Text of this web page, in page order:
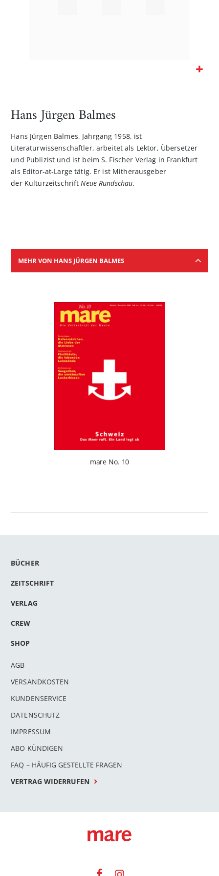
Bildgalerie
Hans Jürgen Balmes
Hans Jürgen Balmes, Jahrgang 1958, ist
Literaturwissenschaftler, arbeitet als Lektor, Übersetzer
und Publizist und ist beim S. Fischer Verlag in Frankfurt
als Editor-at-Large tätig. Er ist Mitherausgeber
der KulturzeitschriftNeue Rundschau.
MEHR VON HANS JÜRGEN BALMES
mare No. 10
BÜCHER
ZEITSCHRIFT
VERLAG
CREW
SHOP
AGB
VERSANDKOSTEN
KUNDENSERVICE
DATENSCHUTZ
IMPRESSUM
ABO KÜNDIGEN
FAQ – HÄUFIG GESTELLTE FRAGEN
VERTRAG WIDERRUFEN